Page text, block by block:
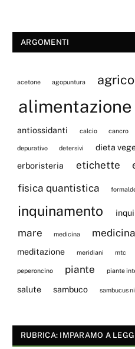
ARGOMENTI
acetone agopuntura
alimentazione
antiossidanti calcio cancro
depurativo detersivi dieta
erboristeria etichette
fisica quantistica
inquinamento
mare medicina
meditazione meridiani mtc
peperoncino piante piante
salute sambuco sambucus
RUBRICA: IMPARAMO A